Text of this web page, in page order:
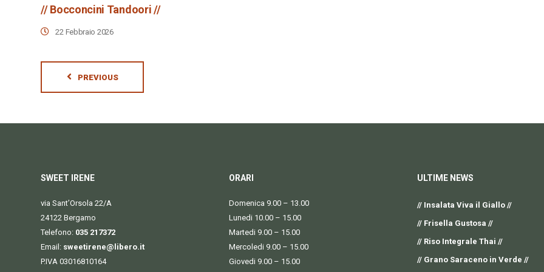
// Bocconcini Tandoori //
22 Febbraio 2026
PREVIOUS
SWEET IRENE
via Sant’Orsola 22/A
24122 Bergamo
Telefono: 035 217372
Email: sweetirene@libero.it
P.IVA 03016810164
ORARI
Domenica 9.00 – 13.00
Lunedi 10.00 – 15.00
Martedi 9.00 – 15.00
Mercoledi 9.00 – 15.00
Giovedi 9.00 – 15.00
ULTIME NEWS
// Insalata Viva il Giallo //
// Frisella Gustosa //
// Riso Integrale Thai //
// Grano Saraceno in Verde //